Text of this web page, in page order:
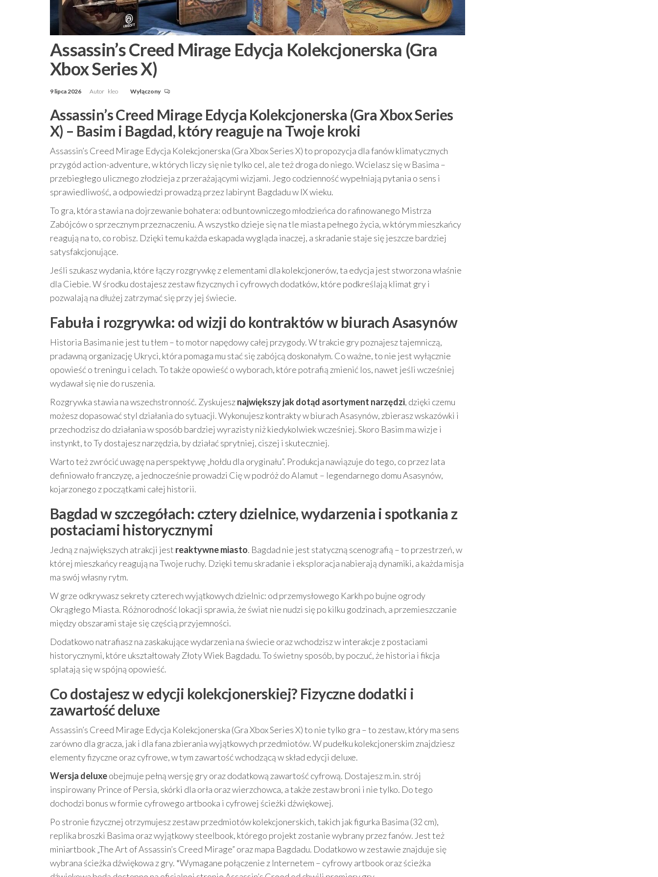
Assassin’s Creed Mirage Edycja Kolekcjonerska (Gra
Xbox Series X)
9 lipca 2026 Autor kleo Wyłączony
Assassin’s Creed Mirage Edycja Kolekcjonerska (Gra Xbox Series
X) – Basim i Bagdad, który reaguje na Twoje kroki
Assassin’s Creed Mirage Edycja Kolekcjonerska (Gra Xbox Series X) to propozycja dla fanów klimatycznych
przygód action-adventure, w których liczy się nie tylko cel, ale też droga do niego. Wcielasz się w Basima –
przebiegłego ulicznego złodzieja z przerażającymi wizjami. Jego codzienność wypełniają pytania o sens i
sprawiedliwość, a odpowiedzi prowadzą przez labirynt Bagdadu w IX wieku.
To gra, która stawia na dojrzewanie bohatera: od buntowniczego młodzieńca do rafinowanego Mistrza
Zabójców o sprzecznym przeznaczeniu. A wszystko dzieje się na tle miasta pełnego życia, w którym mieszkańcy
reagują na to, co robisz. Dzięki temu każda eskapada wygląda inaczej, a skradanie staje się jeszcze bardziej
satysfakcjonujące.
Jeśli szukasz wydania, które łączy rozgrywkę z elementami dla kolekcjonerów, ta edycja jest stworzona właśnie
dla Ciebie. W środku dostajesz zestaw fizycznych i cyfrowych dodatków, które podkreślają klimat gry i
pozwalają na dłużej zatrzymać się przy jej świecie.
Fabuła i rozgrywka: od wizji do kontraktów w biurach Asasynów
Historia Basima nie jest tu tłem – to motor napędowy całej przygody. W trakcie gry poznajesz tajemniczą,
pradawną organizację Ukryci, która pomaga mu stać się zabójcą doskonałym. Co ważne, to nie jest wyłącznie
opowieść o treningu i celach. To także opowieść o wyborach, które potrafią zmienić los, nawet jeśli wcześniej
wydawał się nie do ruszenia.
Rozgrywka stawia na wszechstronność. Zyskujesznajwiększy jak dotąd asortyment narzędzi, dzięki czemu
możesz dopasować styl działania do sytuacji. Wykonujesz kontrakty w biurach Asasynów, zbierasz wskazówki i
przechodzisz do działania w sposób bardziej wyrazisty niż kiedykolwiek wcześniej. Skoro Basim ma wizje i
instynkt, to Ty dostajesz narzędzia, by działać sprytniej, ciszej i skuteczniej.
Warto też zwrócić uwagę na perspektywę „hołdu dla oryginału”. Produkcja nawiązuje do tego, co przez lata
definiowało franczyzę, a jednocześnie prowadzi Cię w podróż do Alamut – legendarnego domu Asasynów,
kojarzonego z początkami całej historii.
Bagdad w szczegółach: cztery dzielnice, wydarzenia i spotkania z
postaciami historycznymi
Jedną z największych atrakcji jest reaktywne miasto. Bagdad nie jest statyczną scenografią – to przestrzeń, w
której mieszkańcy reagują na Twoje ruchy. Dzięki temu skradanie i eksploracja nabierają dynamiki, a każda misja
ma swój własny rytm.
W grze odkrywasz sekrety czterech wyjątkowych dzielnic: od przemysłowego Karkh po bujne ogrody
Okrągłego Miasta. Różnorodność lokacji sprawia, że świat nie nudzi się po kilku godzinach, a przemieszczanie
między obszarami staje się częścią przyjemności.
Dodatkowo natrafiasz na zaskakujące wydarzenia na świecie oraz wchodzisz w interakcje z postaciami
historycznymi, które ukształtowały Złoty Wiek Bagdadu. To świetny sposób, by poczuć, że historia i fikcja
splatają się w spójną opowieść.
Co dostajesz w edycji kolekcjonerskiej? Fizyczne dodatki i
zawartość deluxe
Assassin’s Creed Mirage Edycja Kolekcjonerska (Gra Xbox Series X) to nie tylko gra – to zestaw, który ma sens
zarówno dla gracza, jak i dla fana zbierania wyjątkowych przedmiotów. W pudełku kolekcjonerskim znajdziesz
elementy fizyczne oraz cyfrowe, w tym zawartość wchodzącą w skład edycji deluxe.
Wersja deluxeobejmuje pełną wersję gry oraz dodatkową zawartość cyfrową. Dostajesz m.in. strój
inspirowany Prince of Persia, skórki dla orła oraz wierzchowca, a także zestaw broni i nie tylko. Do tego
dochodzi bonus w formie cyfrowego artbooka i cyfrowej ścieżki dźwiękowej.
Po stronie fizycznej otrzymujesz zestaw przedmiotów kolekcjonerskich, takich jak figurka Basima (32 cm),
replika broszki Basima oraz wyjątkowy steelbook, którego projekt zostanie wybrany przez fanów. Jest też
miniartbook „The Art of Assassin’s Creed Mirage” oraz mapa Bagdadu. Dodatkowo w zestawie znajduje się
wybrana ścieżka dźwiękowa z gry. *Wymagane połączenie z Internetem – cyfrowy artbook oraz ścieżka